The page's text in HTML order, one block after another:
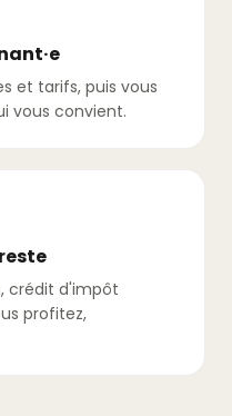
et tarifs, puis vous
vous convient.
crédit d'impôt
profitez,